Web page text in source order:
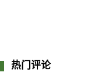
热门评论